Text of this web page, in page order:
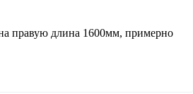
правую длина 1600мм, примерно